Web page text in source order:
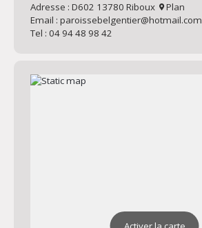
Adresse : D602 13780 Riboux
Plan
Email : paroissebelgentier@hotmail.com
Tel : 04 94 48 98 42